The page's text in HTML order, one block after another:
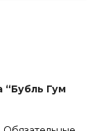
“Бубль Гум